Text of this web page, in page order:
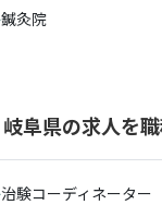
鍼灸院
岐阜県の求人を
治験コーディネーター